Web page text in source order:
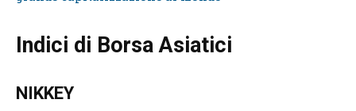
Indici di Borsa Asiatici
NIKKEY